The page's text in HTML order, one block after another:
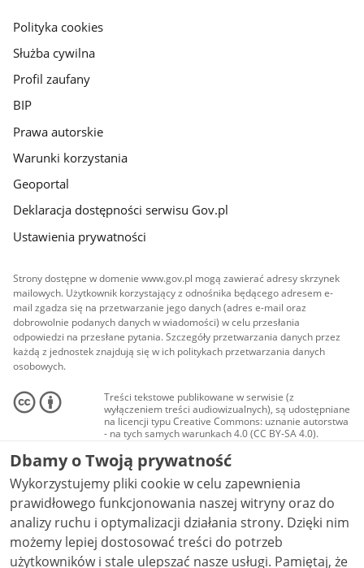
gov.pl
Polityka cookies
Służba cywilna
Profil zaufany
BIP
Prawa autorskie
Warunki korzystania
Geoportal
Deklaracja dostępności serwisu Gov.pl
Ustawienia prywatności
Strony dostępne w domenie www.gov.pl mogą zawierać adresy skrzynek
mailowych. Użytkownik korzystający z odnośnika będącego adresem e-
mail zgadza się na przetwarzanie jego danych (adres e-mail oraz
dobrowolnie podanych danych w wiadomości) w celu przesłania
odpowiedzi na przesłane pytania. Szczegóły przetwarzania danych przez
każdą z jednostek znajdują się w ich politykach przetwarzania danych
osobowych.
Treści tekstowe publikowane w serwisie (z
wyłączeniem treści audiowizualnych), są udostępniane
na licencji typu Creative Commons: uznanie autorstwa
- na tych samych warunkach 4.0 (CC BY-SA 4.0).
Materiały audiowizualne, w tym zdjęcia, materiały
audio i wideo, są udostępniane na licencji typu
Creative Commons: uznanie autorstwa użycie
niekomercyjne - bez utworów zależnych 4.0 (CC BY-
NC-ND 4.0), o ile nie jest to stwierdzone inaczej.
Dbamy o Twoją prywatność
Wykorzystujemy pliki cookie w celu zapewnienia
prawidłowego funkcjonowania naszej witryny oraz do
analizy ruchu i optymalizacji działania strony. Dzięki nim
możemy lepiej dostosować treści do potrzeb
użytkowników i stale ulepszać nasze usługi. Pamiętaj, że